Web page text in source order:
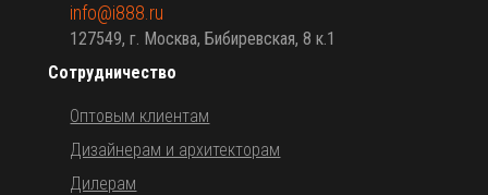
Сотрудничество
Оптовым клиентам
Дизайнерам и архитекторам
Дилерам
info@i888.ru
127549, г. Москва, Бибиревская, 8 к.1